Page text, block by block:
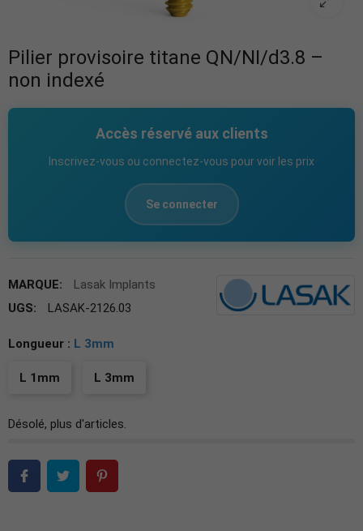
Pilier provisoire titane QN/NI/d3.8 –
non indexé
Accès réservé aux clients
Inscrivez-vous ou connectez-vous pour voir les prix
Se connecter
MARQUE:
Lasak Implants
UGS:
LASAK-2126.03
Longueur : L 3mm
L 1mm L 3mm
Désolé, plus d'articles.